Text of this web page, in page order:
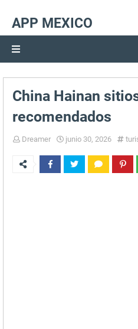
APP MEXICO
China Hainan
recomendados
Dreamer junio 30, 2026